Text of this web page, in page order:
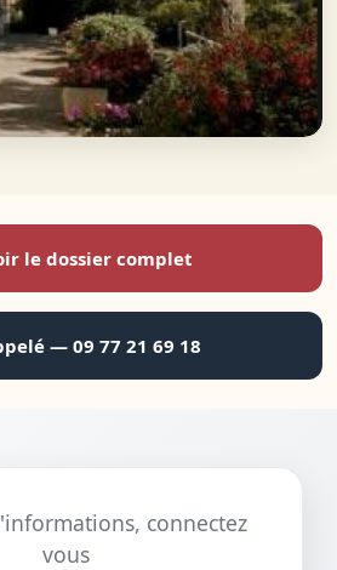
le dossier complet
— 09 77 21 69 18
connectez
vous